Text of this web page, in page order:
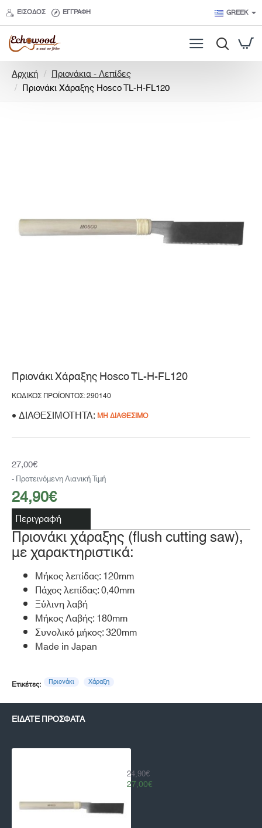
ΕΊΣΟΔΟΣ ΕΓΓΡΑΦΉ GREEK
Αρχική
o
Πριονάκια - Λεπίδες
Πριονάκι Χάραξης Hosco TL-H-FL120
Πριονάκι Χάραξης Hosco TL-H-FL120
ΚΩΔΙΚΌΣ ΠΡΟΪΌΝΤΟΣ: 290140
ΔΙΑΘΕΣΙΜΌΤΗΤΑ: ΜΗ ΔΙΑΘΈΣΙΜΟ
24,90€
27,00€
- Προτεινόμενη Λιανική Τιμή
Περιγραφή
Πριονάκι χάραξης (flush cutting saw),
με χαρακτηριστικά:
Μήκος λεπίδας: 120mm
Πάχος λεπίδας: 0,40mm
Ξύλινη λαβή
Μήκος Λαβής: 180mm
Συνολικό μήκος: 320mm
Made in Japan
Ετικέτες: Πριονάκι Χάραξη
ΕΊΔΑΤΕ ΠΡΌΣΦΑΤΑ
24,90€
27,00€